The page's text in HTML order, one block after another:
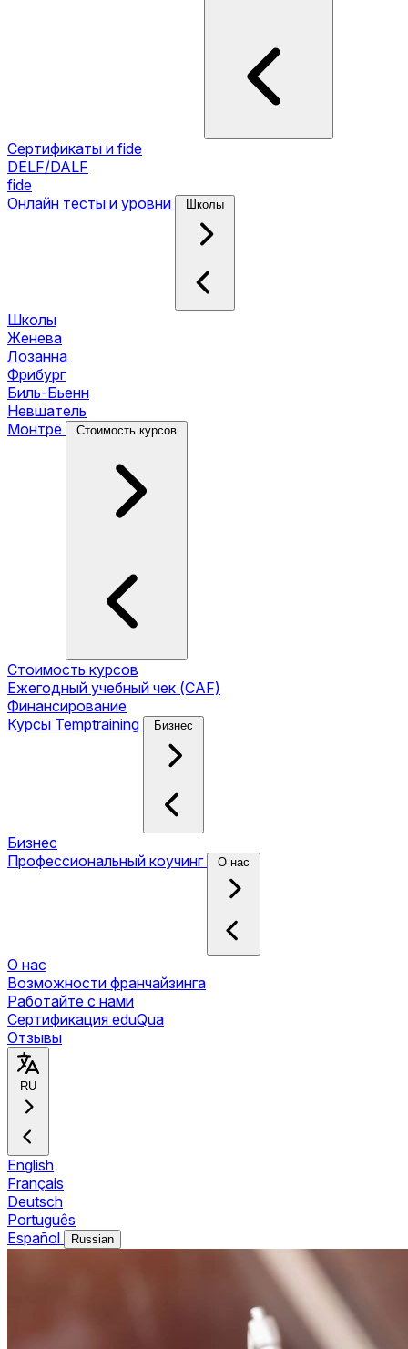
Сертификаты и fide
DELF/DALF
fide
Онлайн тесты и уровни
Школы
Школы
Женева
Лозанна
Фрибург
Биль-Бьенн
Невшатель
Монтрё
Стоимость курсов
Стоимость курсов
Ежегодный учебный чек (CAF)
Финансирование
Курсы Temptraining
Бизнес
Бизнес
Профессиональный коучинг
О нас
О нас
Возможности франчайзинга
Работайте с нами
Сертификация eduQua
Отзывы
RU
English
Français
Deutsch
Português
Español
Russian